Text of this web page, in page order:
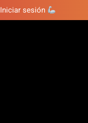
Iniciar sesión